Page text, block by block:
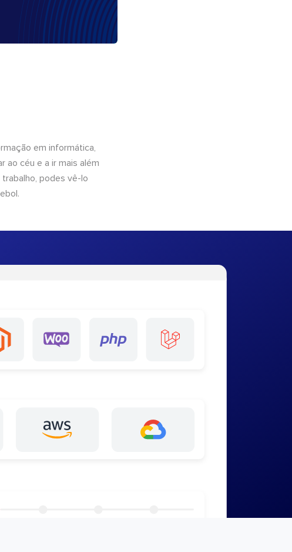
em informática,
ao céu e a ir mais além
podes vê-lo